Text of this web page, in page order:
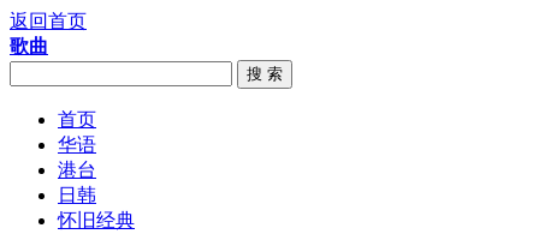
返回首页
歌曲
搜 索
首页
华语
港台
日韩
怀旧经典